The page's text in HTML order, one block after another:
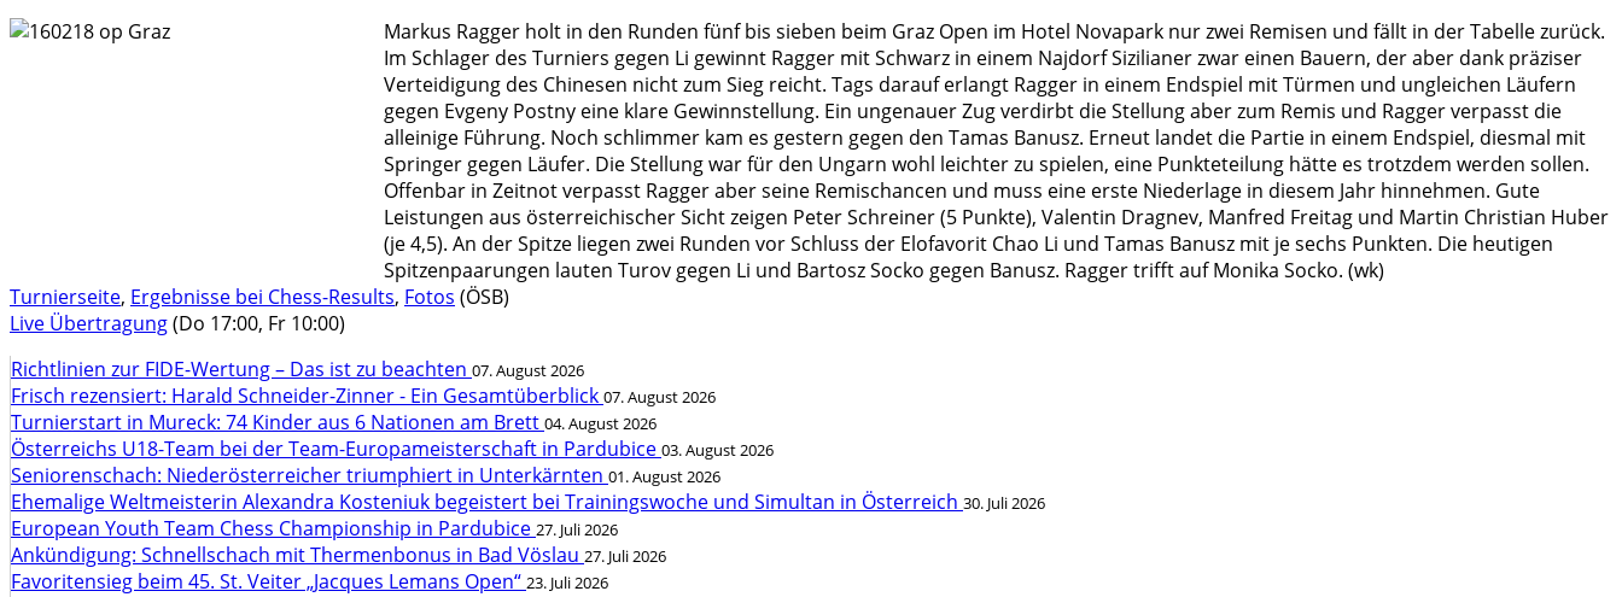
Markus Ragger holt in den Runden fünf bis sieben beim Graz Open im Hotel Novapark nur zwei Remisen und fällt in der Tabelle zurück.
Im Schlager des Turniers gegen Li gewinnt Ragger mit Schwarz in einem Najdorf Sizilianer zwar einen Bauern, der aber dank präziser
Verteidigung des Chinesen nicht zum Sieg reicht. Tags darauf erlangt Ragger in einem Endspiel mit Türmen und ungleichen Läufern
gegen Evgeny Postny eine klare Gewinnstellung. Ein ungenauer Zug verdirbt die Stellung aber zum Remis und Ragger verpasst die
alleinige Führung. Noch schlimmer kam es gestern gegen den Tamas Banusz. Erneut landet die Partie in einem Endspiel, diesmal mit
Springer gegen Läufer. Die Stellung war für den Ungarn wohl leichter zu spielen, eine Punkteteilung hätte es trotzdem werden sollen.
Offenbar in Zeitnot verpasst Ragger aber seine Remischancen und muss eine erste Niederlage in diesem Jahr hinnehmen. Gute
Leistungen aus österreichischer Sicht zeigen Peter Schreiner (5 Punkte), Valentin Dragnev, Manfred Freitag und Martin Christian Huber
(je 4,5). An der Spitze liegen zwei Runden vor Schluss der Elofavorit Chao Li und Tamas Banusz mit je sechs Punkten. Die heutigen
Spitzenpaarungen lauten Turov gegen Li und Bartosz Socko gegen Banusz. Ragger trifft auf Monika Socko. (wk)
Turnierseite, Ergebnisse bei Chess-Results, Fotos (ÖSB)
Live Übertragung(Do 17:00, Fr 10:00)
Richtlinien zur FIDE-Wertung – Das ist zu beachten 07. August 2026
Frisch rezensiert: Harald Schneider-Zinner - Ein Gesamtüberblick 07. August 2026
Turnierstart in Mureck: 74 Kinder aus 6 Nationen am Brett 04. August 2026
Österreichs U18-Team bei der Team-Europameisterschaft in Pardubice 03. August 2026
Seniorenschach: Niederösterreicher triumphiert in Unterkärnten 01. August 2026
Ehemalige Weltmeisterin Alexandra Kosteniuk begeistert bei Trainingswoche und Simultan in Österreich 30. Juli 2026
European Youth Team Chess Championship in Pardubice 27. Juli 2026
Ankündigung: Schnellschach mit Thermenbonus in Bad Vöslau 27. Juli 2026
Favoritensieg beim 45. St. Veiter „Jacques Lemans Open“ 23. Juli 2026